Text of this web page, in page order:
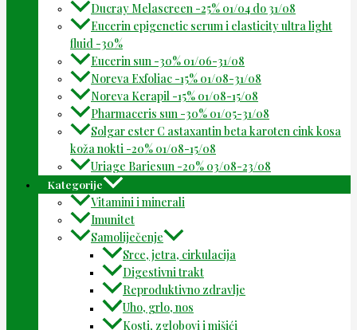
Ducray Melascreen -25% 01/04 do 31/08
Eucerin epigenetic serum i elasticity ultra light
fluid -30%
Eucerin sun -30% 01/06-31/08
Noreva Exfoliac -15% 01/08-31/08
Noreva Kerapil -15% 01/08-15/08
Pharmaceris sun -30% 01/05-31/08
Solgar ester C astaxantin beta karoten cink kosa
koža nokti -20% 01/08-15/08
Uriage Bariesun -20% 03/08-23/08
Kategorije
Vitamini i minerali
Imunitet
Samoliječenje
Srce, jetra, cirkulacija
Digestivni trakt
Reproduktivno zdravlje
Uho, grlo, nos
Kosti, zglobovi i mišići